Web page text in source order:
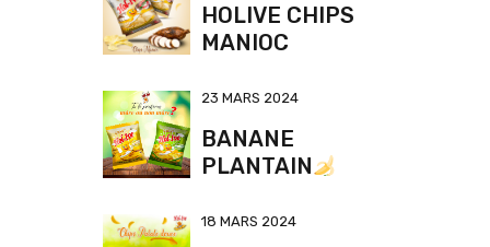
HOLIVE CHIPS
MANIOC
23 MARS 2024
BANANE
PLANTAIN
18 MARS 2024